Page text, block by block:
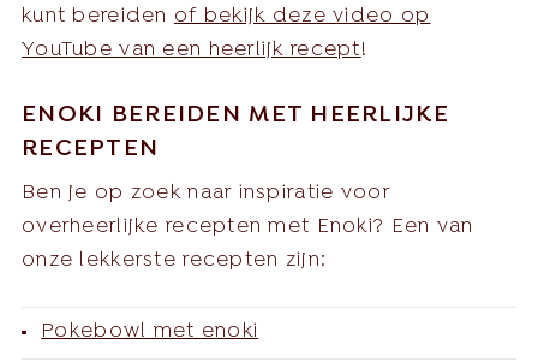
kunt bereiden of bekijk deze video op
YouTube van een heerlijk recept!
ENOKI BEREIDEN MET HEERLIJKE
RECEPTEN
Ben je op zoek naar inspiratie voor
overheerlijke recepten met Enoki? Een van
onze lekkerste recepten zijn:
Pokebowl met enoki